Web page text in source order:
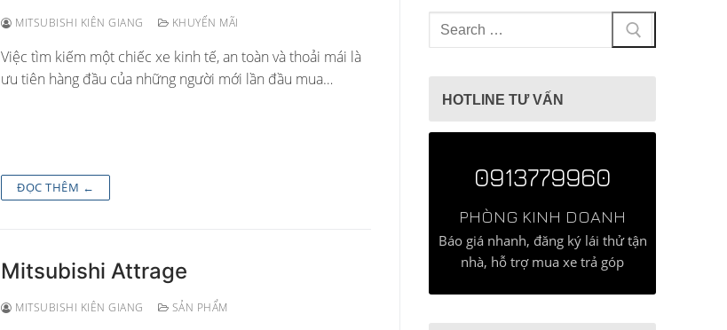
MITSUBISHI KIÊN GIANG KHUYẾN MÃI
Việc tìm kiếm một chiếc xe kinh tế, an toàn và thoải mái là
ưu tiên hàng đầu của những người mới lần đầu mua…
ĐỌC THÊM ←
Mitsubishi Attrage
MITSUBISHI KIÊN GIANG SẢN PHẨM
Tìm
kiếm
HOTLINE TƯ VẤN
0913779960
PHÒNG KINH DOANH
Báo giá nhanh, đăng ký lái thử tận
nhà, hỗ trợ mua xe trả góp